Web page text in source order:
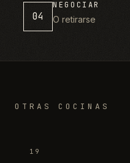
04
NEGOCIAR
O retirarse
OTRAS COCINAS
19